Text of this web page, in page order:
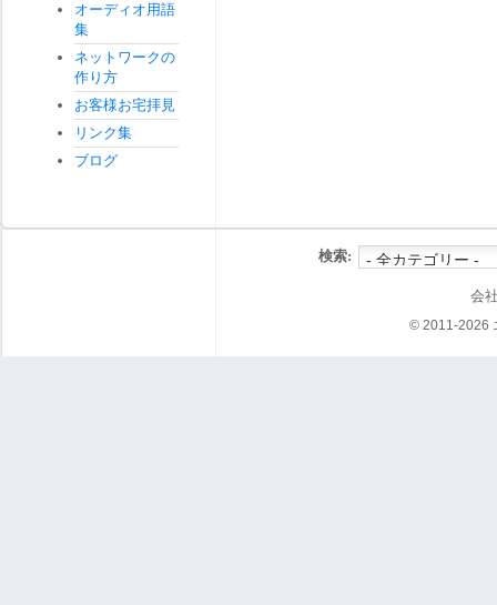
オーディオ用語
集
ネットワークの
作り方
お客様お宅拝見
リンク集
ブログ
検索:
会
© 2011-2026